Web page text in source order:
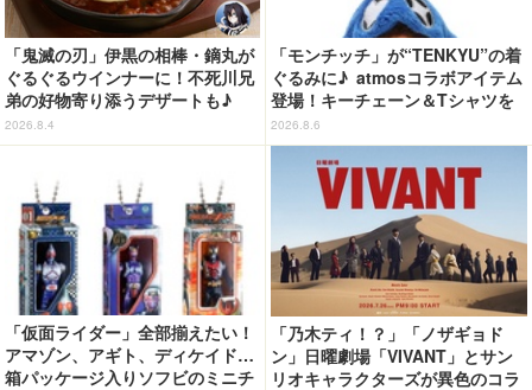
「鬼滅の刃」伊黒の相棒・鏑丸が
ぐるぐるウインナーに！不死川兄
弟の好物寄り添うデザートも♪
「ジョイフル」コラボ第3弾・第4
弾決定【8月18日～】
2026.8.4
「モンチッチ」が“TENKYU”の着
ぐるみに♪ atmosコラボアイテム
登場！キーチェーン＆Tシャツを
展開
2026.8.6
「仮面ライダー」全部揃えたい！
アマゾン、アギト、ディケイド…
箱パッケージ入りソフビのミニチ
「乃木ティ！？」「ノザギョド
ン」日曜劇場「VIVANT」とサン
リオキャラクターズが異色のコラ